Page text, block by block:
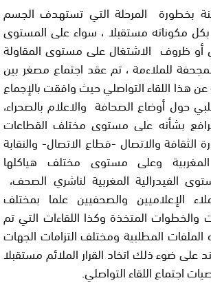
بخطورة المرحلة التي تستهدف الجسم
مكوناته مستقبلا ، سواء على المستوى
أو ظروف الاشتغال على مستوى المقاولة
للملاءمة ، تم عقد اجتماع مصغر بين
عن هذا اللقاء التواصلي حيث وافقت بالإجماع
حول أوضاع الصحافة والاعلام بالصحراء،
بشأنه على مستوى مختلف القطاعات
الثقافة والاتصال -قطاع الاتصال- والنقابة
وعلى مستوى مختلف هياكلها
الفيدرالية المغربية لناشري الصحف،
الإعلاميين والصحفيين علما بمختلف
والخطوات المتخذة وكذا اللقاءات التي تم
المطلبية ومختلف التزامات الجهات
على ضوء ذلك اتخاد القرار الملائم مستقبلا
اجتماع اللقاء التواصلي.